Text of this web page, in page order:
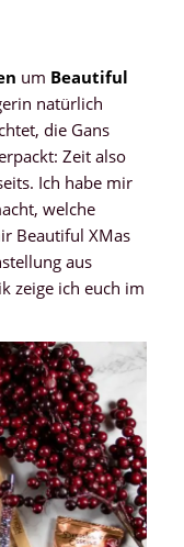
um Beautiful
natürlich
die Gans
Zeit also
Ich habe mir
welche
Beautiful XMas
aus
zeige ich euch im